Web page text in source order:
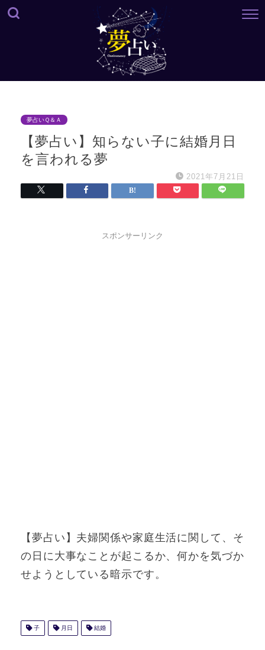
夢占いＱ＆Ａ
【夢占い】知らない子に結婚月日
を言われる夢
2021年7月21日
スポンサーリンク
【夢占い】夫婦関係や家庭生活に関して、そ
の日に大事なことが起こるか、何かを気づか
せようとしている暗示です。
子 月日 結婚